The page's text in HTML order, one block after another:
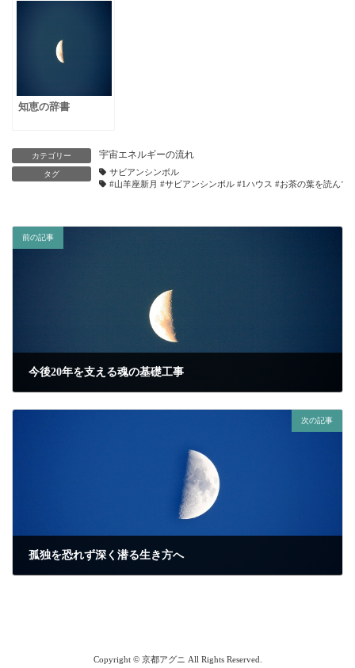
知恵の辞書
カテゴリー 宇宙エネルギーの流れ
タグ
サビアンシンボル
#山羊座新月 #サビアンシンボル #1ハウス #お茶の葉を読ん
前の記事
今後20年を支える魂の基礎工事
次の記事
孤独を恐れず深く潜る生き方へ
Copyright © 京都アグニ All Rights Reserved.